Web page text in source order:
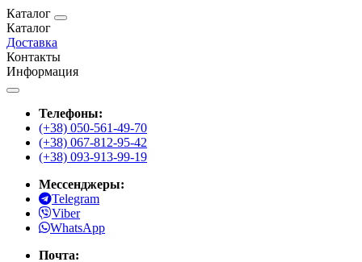
Каталог
Каталог
Доставка
Контакты
Информация
Телефоны:
(+38) 050-561-49-70
(+38) 067-812-95-42
(+38) 093-913-99-19
Мессенджеры:
Telegram
Viber
WhatsApp
Почта: